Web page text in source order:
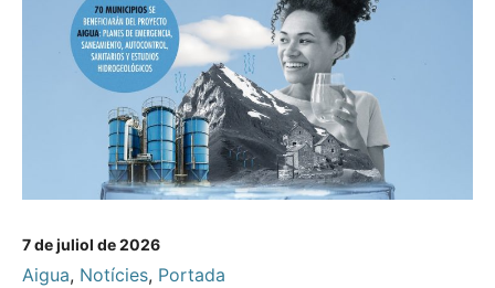
7 de juliol de 2026
Aigua, Notícies, Portada